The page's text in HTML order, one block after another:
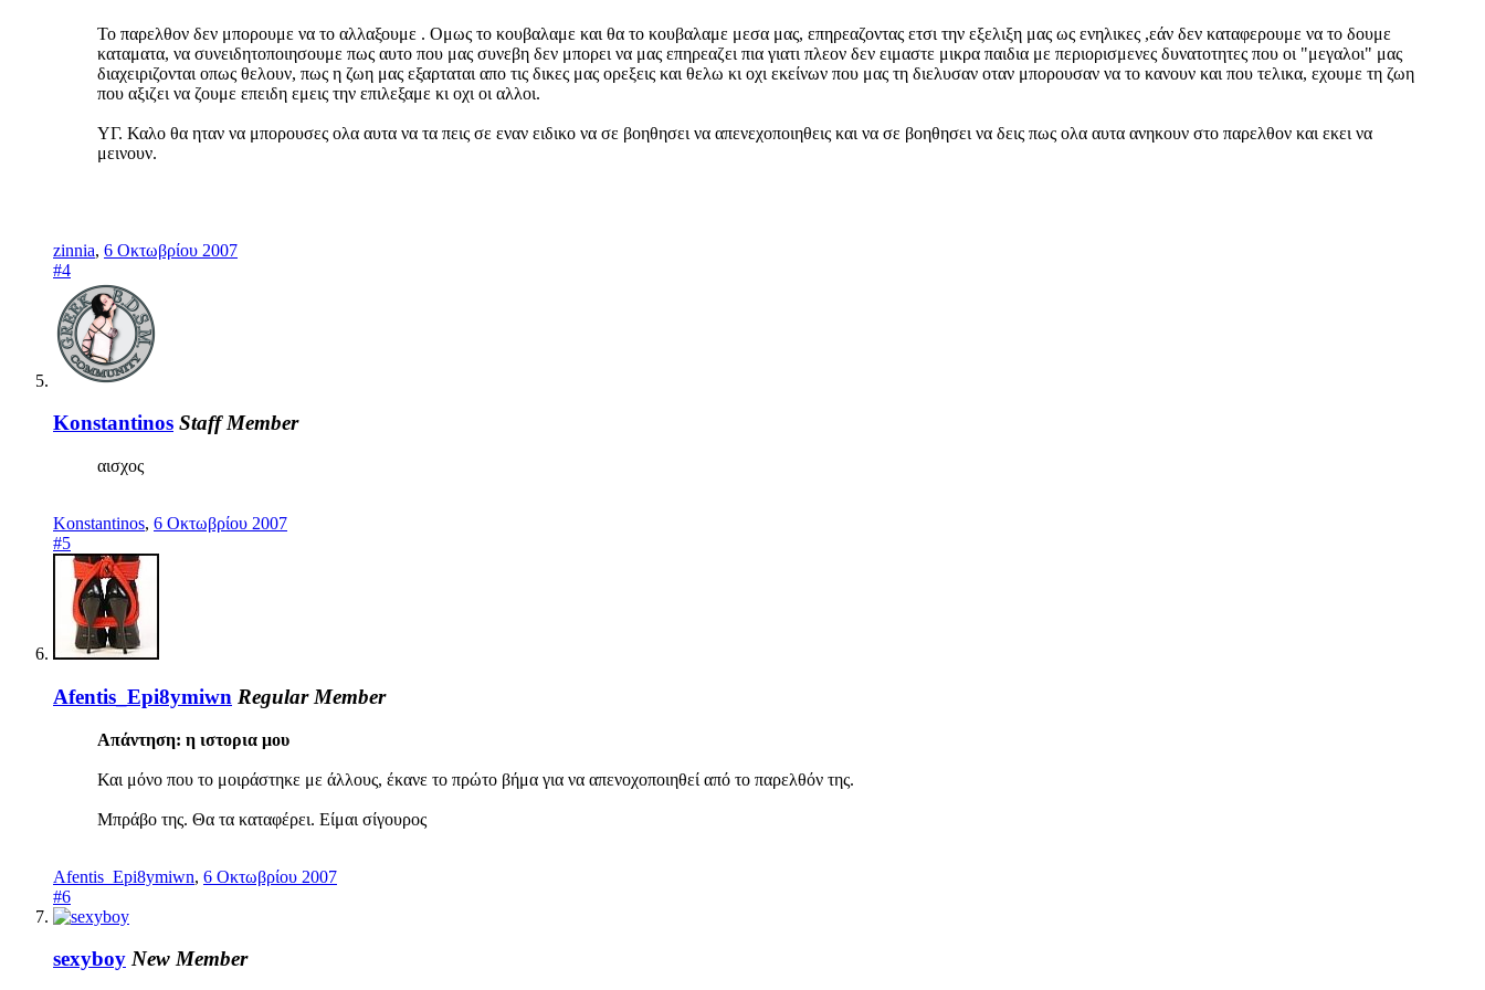
Το παρελθον δεν μπορουμε να το αλλαξουμε . Ομως το κουβαλαμε και θα το κουβαλαμε μεσα μας, επηρεαζοντας ετσι την εξελιξη μας ως ενηλικες ,εάν δεν καταφερουμε να το δουμε
καταματα, να συνειδητοποιησουμε πως αυτο που μας συνεβη δεν μπορει να μας επηρεαζει πια γιατι πλεον δεν ειμαστε μικρα παιδια με περιορισμενες δυνατοτητες που οι "μεγαλοι" μας
διαχειριζονται οπως θελουν, πως η ζωη μας εξαρταται απο τις δικες μας ορεξεις και θελω κι οχι εκείνων που μας τη διελυσαν οταν μπορουσαν να το κανουν και που τελικα, εχουμε τη ζωη
που αξιζει να ζουμε επειδη εμεις την επιλεξαμε κι οχι οι αλλοι.
ΥΓ. Καλο θα ηταν να μπορουσες ολα αυτα να τα πεις σε εναν ειδικο να σε βοηθησει να απενεχοποιηθεις και να σε βοηθησει να δεις πως ολα αυτα ανηκουν στο παρελθον και εκει να
μεινουν.
zinnia, 6 Οκτωβρίου 2007
#4
Konstantinos Staff Member
αισχος
Konstantinos, 6 Οκτωβρίου 2007
#5
Afentis_Epi8ymiwn Regular Member
Απάντηση: η ιστορια μου
Και μόνο που το μοιράστηκε με άλλους, έκανε το πρώτο βήμα για να απενοχοποιηθεί από το παρελθόν της.
Μπράβο της. Θα τα καταφέρει. Είμαι σίγουρος
Afentis_Epi8ymiwn, 6 Οκτωβρίου 2007
#6
sexyboy New Member